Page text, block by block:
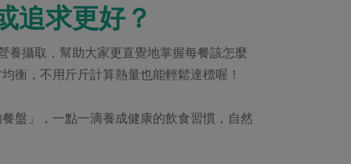
追求更好？
養攝取，幫助大家更直覺地掌握每餐該怎麼
衡，不用斤斤計算熱量也能輕鬆達標喔！
盤」，一點一滴養成健康的飲食習慣，自然